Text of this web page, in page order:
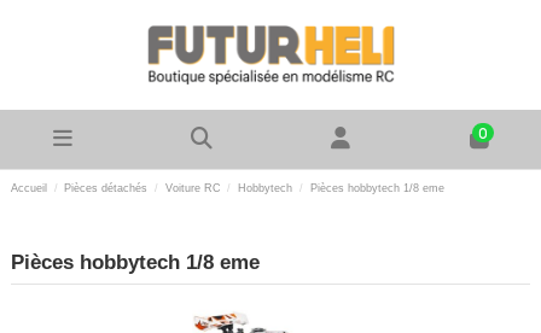
0
Accueil Pièces détachés Voiture RC Hobbytech Pièces hobbytech 1/8 eme
Pièces hobbytech 1/8 eme